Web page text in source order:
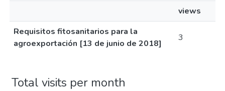
views
Requisitos fitosanitarios para la
agroexportación [13 de junio de 2018]
3
Total visits per month